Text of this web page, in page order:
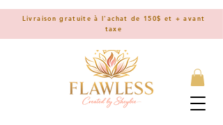
Livraison gratuite à l'achat de 150$ et + avant
taxe